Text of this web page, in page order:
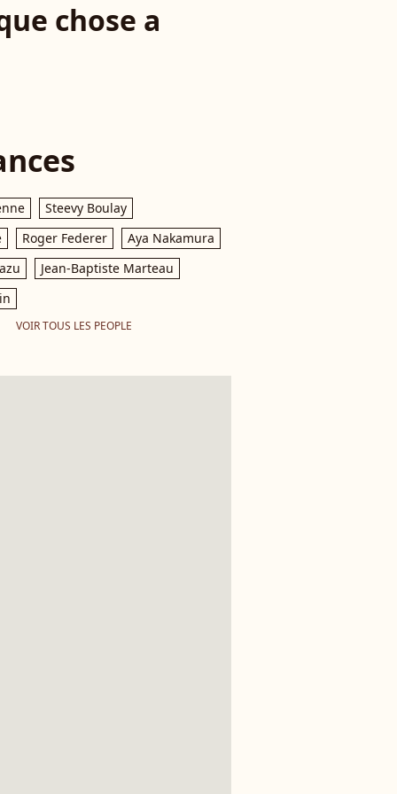
chose a
Steevy Boulay
Roger Federer
Aya Nakamura
Jean-Baptiste Marteau
VOIR TOUS LES PEOPLE